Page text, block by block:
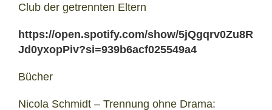
Club der getrennten Eltern
https://open.spotify.com/show/5jQgqrv0Zu8R
Jd0yxopPiv?si=939b6acf025549a4
Bücher
Nicola Schmidt – Trennung ohne Drama: